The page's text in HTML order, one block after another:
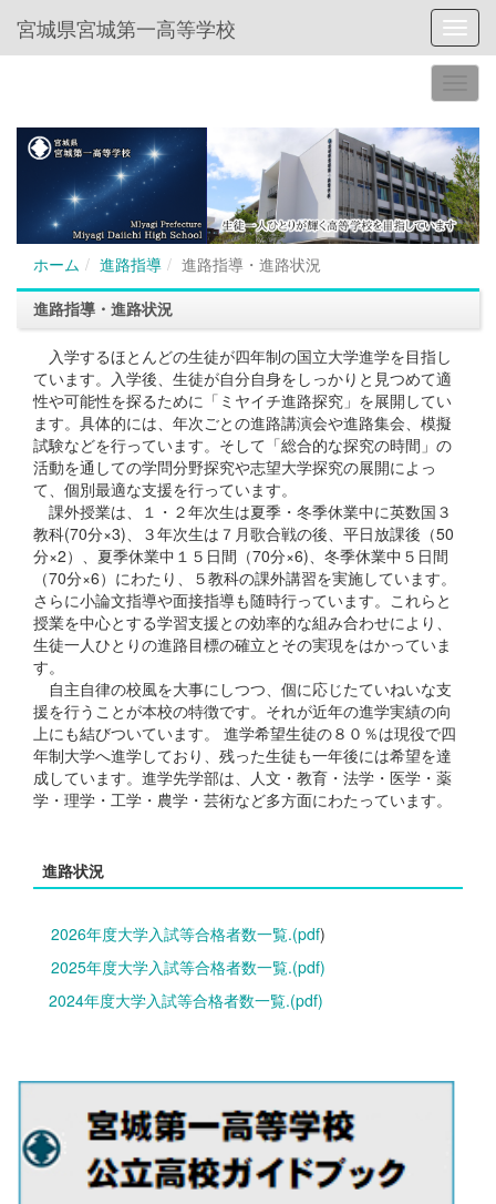
宮城県宮城第一高等学校
ホーム 進路指導
進路指導・進路状況
進路指導・進路状況
入学するほとんどの生徒が四年制の国立大学進学を目指し
ています。入学後、生徒が自分自身をしっかりと見つめて適
性や可能性を探るために「ミヤイチ進路探究」を展開してい
ます。具体的には、年次ごとの進路講演会や進路集会、模擬
試験などを行っています。そして「総合的な探究の時間」の
活動を通しての学問分野探究や志望大学探究の展開によっ
て、個別最適な支援を行っています。
課外授業は、１・２年次生は夏季・冬季休業中に英数国３
教科(70分×3)、３年次生は７月歌合戦の後、平日放課後（50
分×2）、夏季休業中１５日間（70分×6)、冬季休業中５日間
（70分×6）にわたり、５教科の課外講習を実施しています。
さらに小論文指導や面接指導も随時行っています。これらと
授業を中心とする学習支援との効率的な組み合わせにより、
生徒一人ひとりの進路目標の確立とその実現をはかっていま
す。
自主自律の校風を大事にしつつ、個に応じたていねいな支
援を行うことが本校の特徴です。それが近年の進学実績の向
上にも結びついています。 進学希望生徒の８０％は現役で四
年制大学へ進学しており、残った生徒も一年後には希望を達
成しています。進学先学部は、人文・教育・法学・医学・薬
学・理学・工学・農学・芸術など多方面にわたっています。
進路状況
2026年度大学入試等合格者数一覧.(pdf)
2025年度大学入試等合格者数一覧.(pdf)
2024年度大学入試等合格者数一覧.(pdf)